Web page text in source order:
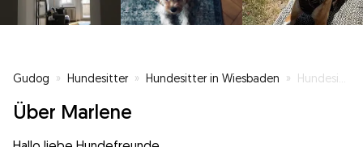
Gudog » Hundesitter » Hundesitter in Wiesbaden » Hundesitting Wiesbaden
Über Marlene